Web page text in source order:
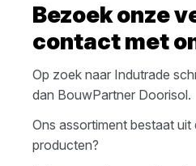
Bezoek onze
contact met
Op zoek naar Indutrade
dan BouwPartner Doorisol.
Ons assortiment bestaat
producten?